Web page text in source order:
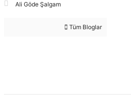
Ali Göde Şalgam
Tüm Bloglar